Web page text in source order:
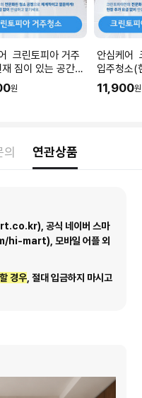
크린토피아 거주
짐이 있는 공간청
평수에 맞춰 수량
주세요.
원
안심케어
입주청소(
청소) I 공
량을 입력
11,900원
연관상품
공식 네이버 스마
mart), 모바일 어플 외
경우, 절대 입금하지 마시고